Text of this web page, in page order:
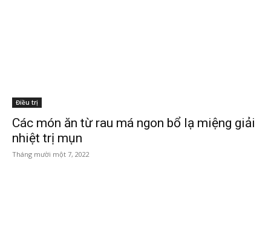
Điều trị
Các món ăn từ rau má ngon bổ lạ miệng giải
nhiệt trị mụn
Tháng mười một 7, 2022